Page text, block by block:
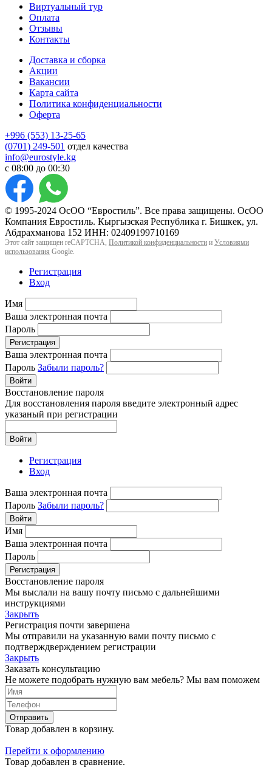
Виртуальный тур
Оплата
Отзывы
Контакты
Доставка и сборка
Акции
Вакансии
Карта сайта
Политика конфиденциальности
Оферта
+996 (553) 13-25-65
(0701) 249-501 отдел качества
info@eurostyle.kg
с 08:00 до 00:30
© 1995-2024 ОсОО “Евростиль”. Все права защищены. ОсОО
Компания Евростиль. Кыргызская Республика г. Бишкек, ул.
Абдрахманова 152 ИНН: 02409199710169
Этот сайт защищен reCAPTCHA, Политикой конфиденциальности и Условиями
использования Google.
Регистрация
Вход
Имя
Ваша электронная почта
Пароль
Регистрация
Ваша электронная почта
Пароль Забыли пароль?
Войти
Восстановление пароля
Для восстановления пароля введите электронный адрес
указаный при регистрации
Войти
Регистрация
Вход
Ваша электронная почта
Пароль Забыли пароль?
Войти
Имя
Ваша электронная почта
Пароль
Регистрация
Восстановление пароля
Мы выслали на вашу почту письмо с дальнейшими
инструкциями
Закрыть
Регистрация почти завершена
Мы отправили на указанную вами почту письмо с
подтверждверждением регистрации
Закрыть
Заказать консультацию
Не можете подобрать нужную вам мебель? Мы вам поможем
Отправить
Товар добавлен в корзину.
Перейти к оформлению
Товар добавлен в сравнение.